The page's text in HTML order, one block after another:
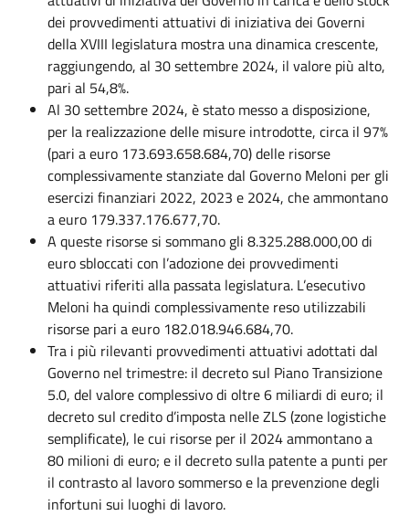
dei provvedimenti attuativi di iniziativa dei Governi
della XVIII legislatura mostra una dinamica crescente,
raggiungendo, al 30 settembre 2024, il valore più alto,
pari al 54,8%.
Al 30 settembre 2024, è stato messo a disposizione,
per la realizzazione delle misure introdotte, circa il 97%
(pari a euro 173.693.658.684,70) delle risorse
complessivamente stanziate dal Governo Meloni per gli
esercizi finanziari 2022, 2023 e 2024, che ammontano
a euro 179.337.176.677,70.
A queste risorse si sommano gli 8.325.288.000,00 di
euro sbloccati con l’adozione dei provvedimenti
attuativi riferiti alla passata legislatura. L’esecutivo
Meloni ha quindi complessivamente reso utilizzabili
risorse pari a euro 182.018.946.684,70.
Tra i più rilevanti provvedimenti attuativi adottati dal
Governo nel trimestre: il decreto sul Piano Transizione
5.0, del valore complessivo di oltre 6 miliardi di euro; il
decreto sul credito d’imposta nelle ZLS (zone logistiche
semplificate), le cui risorse per il 2024 ammontano a
80 milioni di euro; e il decreto sulla patente a punti per
il contrasto al lavoro sommerso e la prevenzione degli
infortuni sui luoghi di lavoro.